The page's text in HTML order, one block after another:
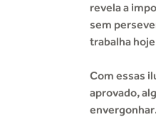
revela a
sem
trabalha
Com essas
aprovado,